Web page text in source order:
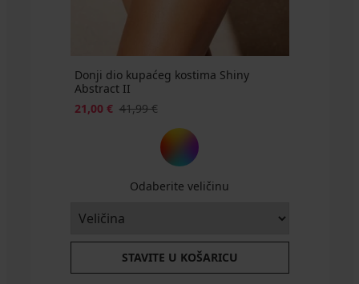
Donji dio kupaćeg kostima Shiny
Abstract II
21,00 € 41,99 €
Odaberite veličinu
STAVITE U KOŠARICU